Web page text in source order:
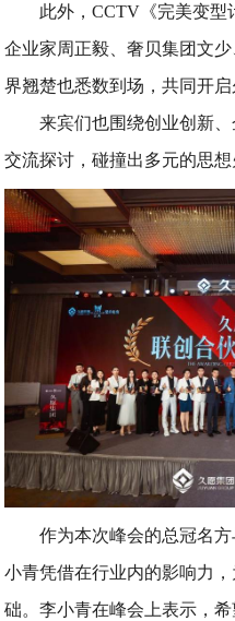
此外，CCTV《完美变型
企业家周正毅、奢贝集团文
界翘楚也悉数到场，共同开
来宾们也围绕创业创新
交流探讨，碰撞出多元的思想
作为本次峰会的总冠名
小青凭借在行业内的影响力
础。李小青在峰会上表示，